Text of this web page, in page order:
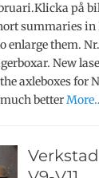
på
summaries in
enlarge them.
New
axleboxes for
better